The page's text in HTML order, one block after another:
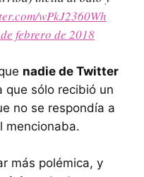
wPkJ2360Wh
febrero de 2018
nadie de Twitter
que sólo recibió un
no se respondía a
mencionaba.
más polémica, y